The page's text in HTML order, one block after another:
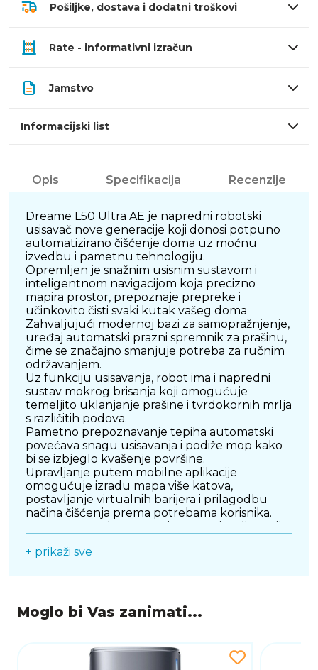
Pošiljke, dostava i dodatni troškovi
Rate - informativni izračun
Jamstvo
Informacijski list
Opis Specifikacija Recenzije
Dreame L50 Ultra AE je napredni robotski
usisavač nove generacije koji donosi potpuno
automatizirano čišćenje doma uz moćnu
izvedbu i pametnu tehnologiju.
Opremljen je snažnim usisnim sustavom i
inteligentnom navigacijom koja precizno
mapira prostor, prepoznaje prepreke i
učinkovito čisti svaki kutak vašeg doma
Zahvaljujući modernoj bazi za samopražnjenje,
uređaj automatski prazni spremnik za prašinu,
čime se značajno smanjuje potreba za ručnim
održavanjem.
Uz funkciju usisavanja, robot ima i napredni
sustav mokrog brisanja koji omogućuje
temeljito uklanjanje prašine i tvrdokornih mrlja
s različitih podova.
Pametno prepoznavanje tepiha automatski
povećava snagu usisavanja i podiže mop kako
bi se izbjeglo kvašenje površine.
Upravljanje putem mobilne aplikacije
omogućuje izradu mapa više katova,
postavljanje virtualnih barijera i prilagodbu
načina čišćenja prema potrebama korisnika.
svakodnevno čišćenje u potpuno bezbrižno
+ prikaži sve
Moglo bi Vas zanimati...